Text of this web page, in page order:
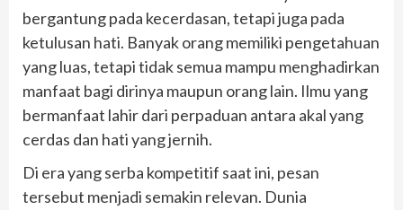
bergantung pada kecerdasan, tetapi juga pada
ketulusan hati. Banyak orang memiliki pengetahuan
yang luas, tetapi tidak semua mampu menghadirkan
manfaat bagi dirinya maupun orang lain. Ilmu yang
bermanfaat lahir dari perpaduan antara akal yang
cerdas dan hati yang jernih.
Di era yang serba kompetitif saat ini, pesan
tersebut menjadi semakin relevan. Dunia